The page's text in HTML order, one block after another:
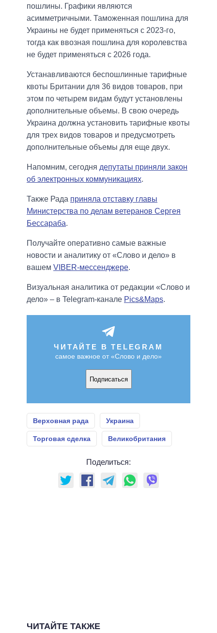
пошлины. Графики являются
асимметричными. Таможенная пошлина для
Украины не будет применяться с 2023-го,
тогда как ввозная пошлина для королевства
не будет применяться с 2026 года.
Устанавливаются беспошлинные тарифные
квоты Британии для 36 видов товаров, при
этом по четырем видам будут установлены
дополнительные объемы. В свою очередь
Украина должна установить тарифные квоты
для трех видов товаров и предусмотреть
дополнительные объемы для еще двух.
Напомним, сегодня депутаты приняли закон
об электронных коммуникациях.
Также Рада приняла отставку главы
Министерства по делам ветеранов Сергея
Бессараба.
Получайте оперативно самые важные
новости и аналитику от «Слово и дело» в
вашем VIBER-мессенджере.
Визуальная аналитика от редакции «Слово и
дело» – в Telegram-канале Pics&Maps.
ЧИТАЙТЕ В TELEGRAM
самое важное от «Слово и дело»
Подписаться
Верховная рада Украина
Торговая сделка Великобритания
Поделиться:
ЧИТАЙТЕ ТАКЖЕ